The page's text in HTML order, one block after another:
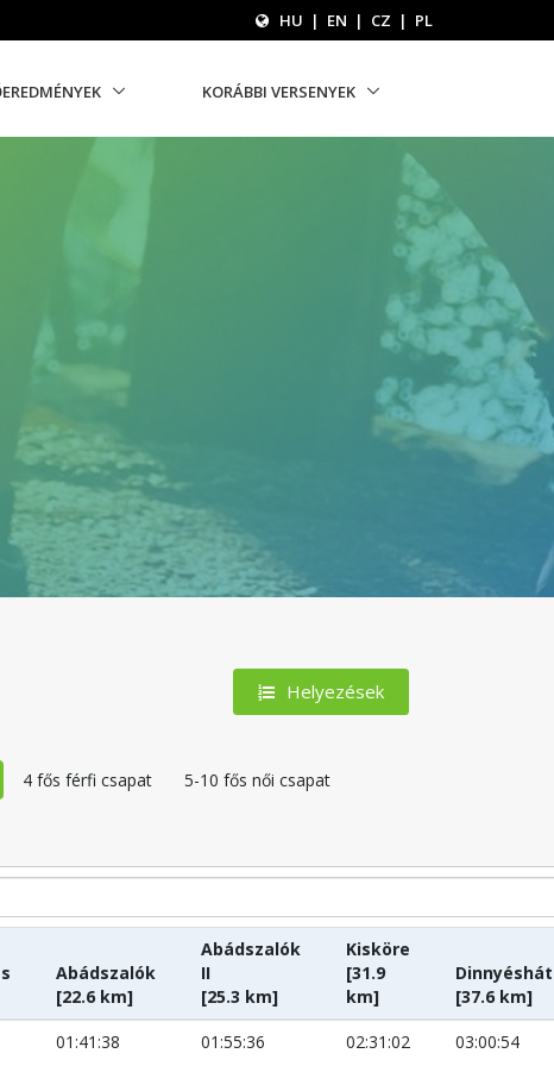
HU | EN | CZ | PL
KORÁBBI VERSENYEK
Helyezések
4 fős férfi csapat
5-10 fős női csapat
Abádszalók
[22.6 km]
Abádszalók
II
[25.3 km]
Kisköre
[31.9
km]
Dinnyéshát
[37.6 km]
01:41:38 01:55:36 02:31:02 03:00:54